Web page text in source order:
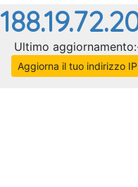
Ultimo
Aggiorna il tuo indirizzo IP